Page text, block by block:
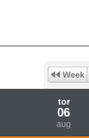
tor
06
aug